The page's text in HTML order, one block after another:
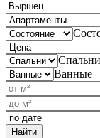
Спальни
Ванные
Найти